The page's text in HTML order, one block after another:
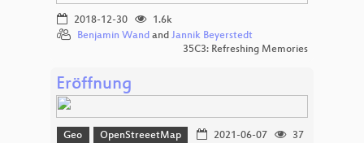
2018-12-30
1.6k
Benjamin Wandand Jannik Beyerstedt
35C3: Refreshing Memories
Eröffnung
Geo OpenStreeetMap 2021-06-07
37